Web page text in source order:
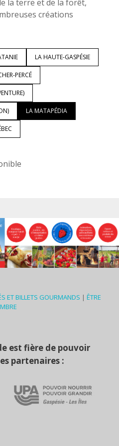
la terre et de la forêt,
créations
LA HAUTE-GASPÉSIE
PERCÉ
LA MATAPÉDIA
ET BILLETS GOURMANDS | ÊTRE
est fière de pouvoir
partenaires :